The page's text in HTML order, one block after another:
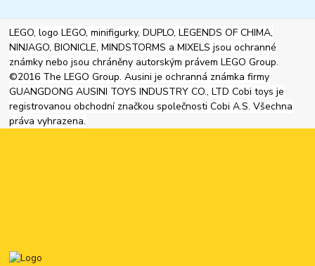
LEGO, logo LEGO, minifigurky, DUPLO, LEGENDS OF CHIMA,
NINJAGO, BIONICLE, MINDSTORMS a MIXELS jsou ochranné
známky nebo jsou chráněny autorským právem LEGO Group.
©2016 The LEGO Group. Ausini je ochranná známka firmy
GUANGDONG AUSINI TOYS INDUSTRY CO., LTD Cobi toys je
registrovanou obchodní značkou společnosti Cobi A.S. Všechna
práva vyhrazena.